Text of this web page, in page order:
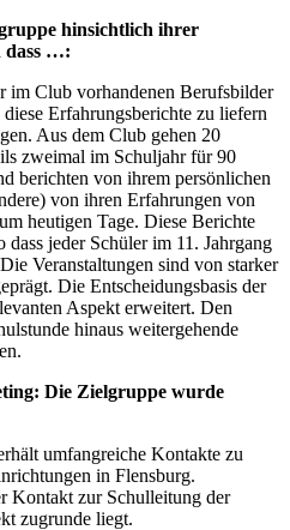
hinsichtlich ihrer
dass …:
im Club vorhandenen Berufsbilder
Erfahrungsberichte zu liefern
Aus dem Club gehen 20
zweimal im Schuljahr für 90
berichten von ihrem persönlichen
von ihren Erfahrungen von
heutigen Tage. Diese Berichte
jeder Schüler im 11. Jahrgang
Veranstaltungen sind von starker
Die Entscheidungsbasis der
Aspekt erweitert. Den
hinaus weitergehende
Die Zielgruppe wurde
umfangreiche Kontakte zu
in Flensburg.
Kontakt zur Schulleitung der
zugrunde liegt.